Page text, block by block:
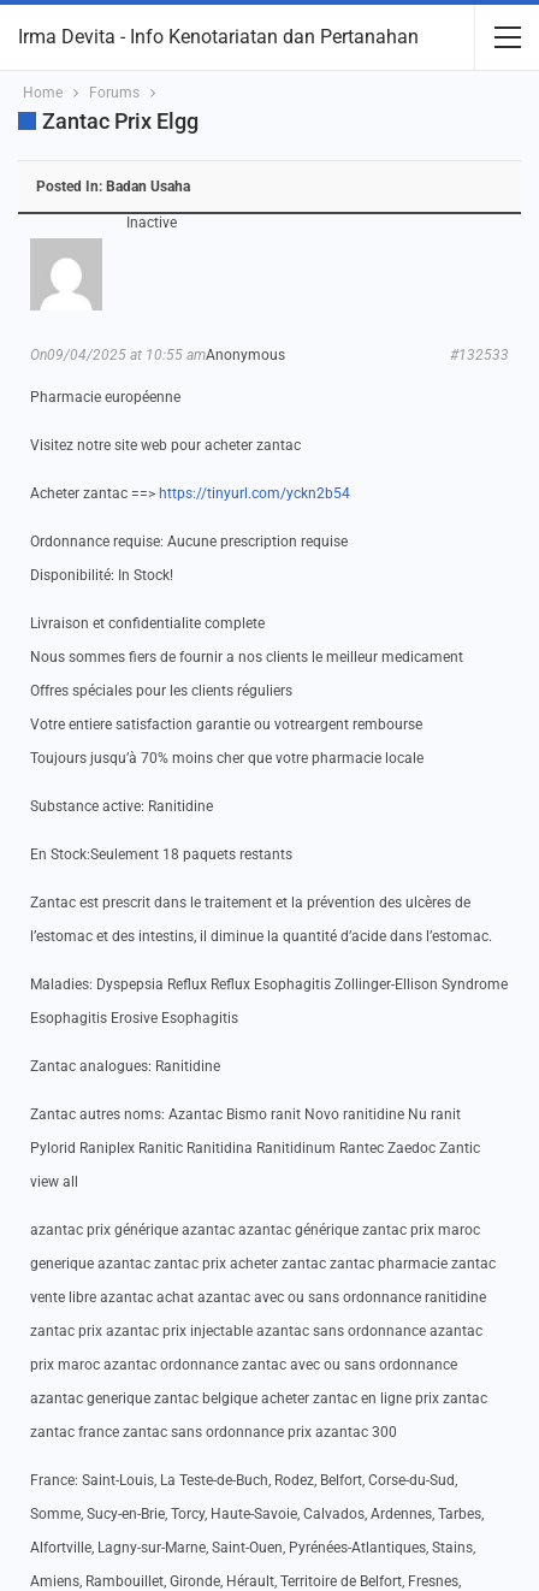
Irma Devita - Info Kenotariatan dan Pertanahan
Home Forums
Zantac Prix Elgg
Posted In: Badan Usaha
Inactive
Anonymous
On09/04/2025 at 10:55 am #132533
Pharmacie européenne
Visitez notre site web pour acheter zantac
Acheter zantac ==> https://tinyurl.com/yckn2b54
Ordonnance requise: Aucune prescription requise
Disponibilité: In Stock!
Livraison et confidentialite complete
Nous sommes fiers de fournir a nos clients le meilleur medicament
Offres spéciales pour les clients réguliers
Votre entiere satisfaction garantie ou votreargent rembourse
Toujours jusqu’à 70% moins cher que votre pharmacie locale
Substance active: Ranitidine
En Stock:Seulement 18 paquets restants
Zantac est prescrit dans le traitement et la prévention des ulcères de
l’estomac et des intestins, il diminue la quantité d’acide dans l’estomac.
Maladies: Dyspepsia Reflux Reflux Esophagitis Zollinger-Ellison Syndrome
Esophagitis Erosive Esophagitis
Zantac analogues: Ranitidine
Zantac autres noms: Azantac Bismo ranit Novo ranitidine Nu ranit
Pylorid Raniplex Ranitic Ranitidina Ranitidinum Rantec Zaedoc Zantic
view all
azantac prix générique azantac azantac générique zantac prix maroc
generique azantac zantac prix acheter zantac zantac pharmacie zantac
vente libre azantac achat azantac avec ou sans ordonnance ranitidine
zantac prix azantac prix injectable azantac sans ordonnance azantac
prix maroc azantac ordonnance zantac avec ou sans ordonnance
azantac generique zantac belgique acheter zantac en ligne prix zantac
zantac france zantac sans ordonnance prix azantac 300
France: Saint-Louis, La Teste-de-Buch, Rodez, Belfort, Corse-du-Sud,
Somme, Sucy-en-Brie, Torcy, Haute-Savoie, Calvados, Ardennes, Tarbes,
Alfortville, Lagny-sur-Marne, Saint-Ouen, Pyrénées-Atlantiques, Stains,
Amiens, Rambouillet, Gironde, Hérault, Territoire de Belfort, Fresnes,